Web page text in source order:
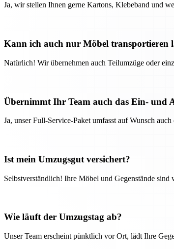
Ja, wir stellen Ihnen gerne Kartons, Klebeband und
Kann ich auch nur Möbel transportieren
Natürlich! Wir übernehmen auch Teilumzüge oder
Übernimmt Ihr Team auch das Ein- und
Ja, unser Full-Service-Paket umfasst auf Wunsch
Ist mein Umzugsgut versichert?
Selbstverständlich! Ihre Möbel und Gegenstände sind
Wie läuft der Umzugstag ab?
Unser Team erscheint pünktlich vor Ort, lädt Ihre